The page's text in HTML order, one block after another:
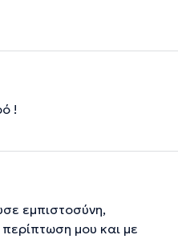
!
εμπιστοσύνη,
μου και με